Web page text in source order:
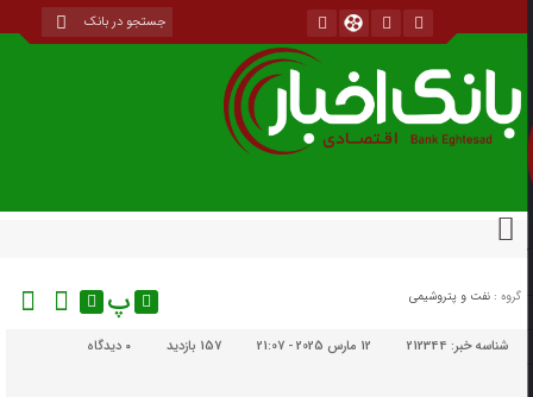
گروه : نفت و پتروشیمی پ
شناسه خبر:212344 12 مارس 2025 - 21:07 157 بازدید دیدگاه